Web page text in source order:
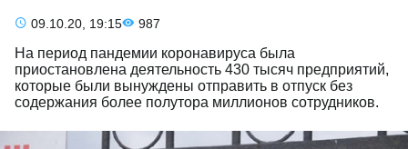
09.10.20, 19:15 987
На период пандемии коронавируса была
приостановлена деятельность 430 тысяч предприятий,
которые были вынуждены отправить в отпуск без
содержания более полутора миллионов сотрудников.